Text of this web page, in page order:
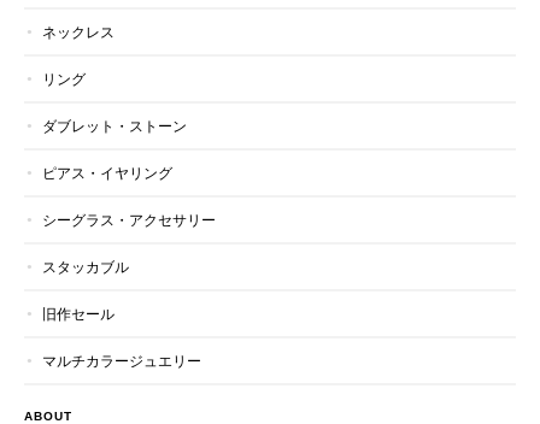
ネックレス
リング
ダブレット・ストーン
ピアス・イヤリング
シーグラス・アクセサリー
スタッカブル
旧作セール
マルチカラージュエリー
ABOUT